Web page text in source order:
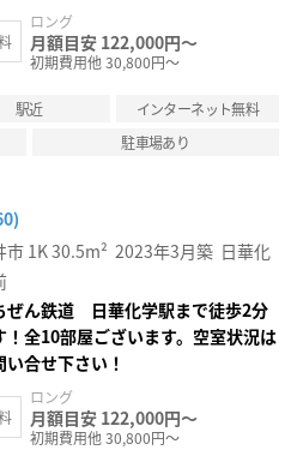
ロング
月額目安 122,000円～
初期費用他 30,800円～
駅近
インターネット無料
駐車場あり
市1K30.5m² 2023年3月築 日華化
ぜん鉄道 日華化学駅まで徒歩2分
！全10部屋ございます。空室状況は
い合せ下さい！
ロング
月額目安 122,000円～
初期費用他 30,800円～